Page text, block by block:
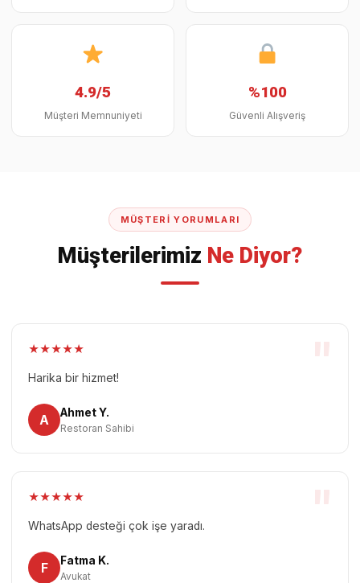
4.9/5
Müşteri Memnuniyeti
%100
Güvenli Alışveriş
MÜŞTERI YORUMLARI
Müşterilerimiz Ne Diyor?
★★★★★
Harika bir hizmet!
A Ahmet Y.
Restoran Sahibi
★★★★★
WhatsApp desteği çok işe yaradı.
F Fatma K.
Avukat